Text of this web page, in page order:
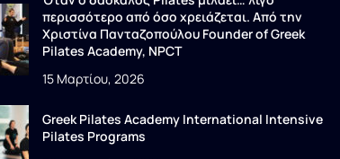
περισσότερο από όσο χρειάζεται. Από την
Χριστίνα Πανταζοπούλου Founder of Greek
Pilates Academy, NPCT
15 Μαρτίου, 2026
Greek Pilates Academy International Intensive
Pilates Programs